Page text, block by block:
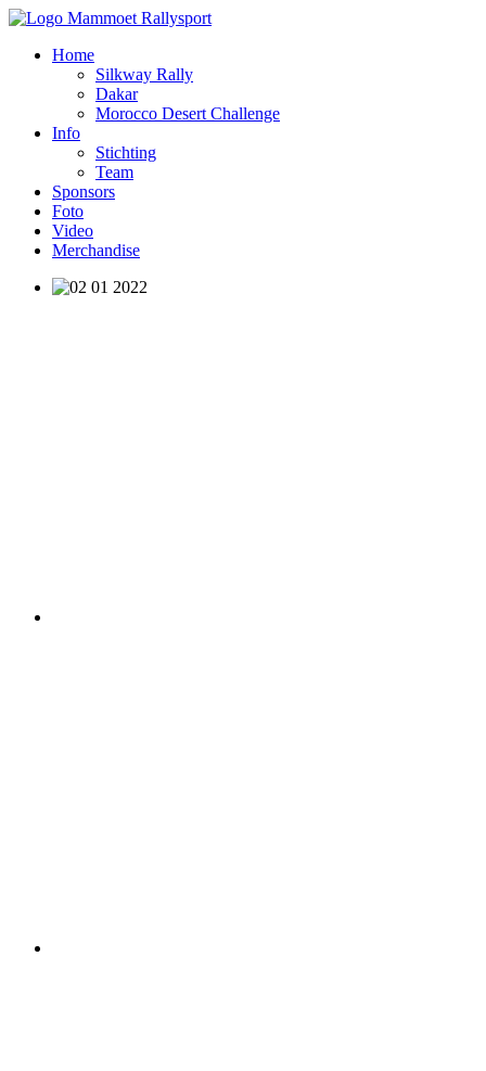
Home
Silkway Rally
Dakar
Morocco Desert Challenge
Info
Stichting
Team
Sponsors
Foto
Video
Merchandise